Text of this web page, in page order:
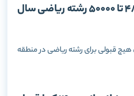
قبولی با رتبه 48000 تا 50000 رشته ریاضی سال
در بازه 48000 تا 50000 هیچ قبولی برای رشته ریاضی در منطقه